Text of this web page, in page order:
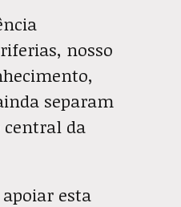
nosso
separam
central da
esta